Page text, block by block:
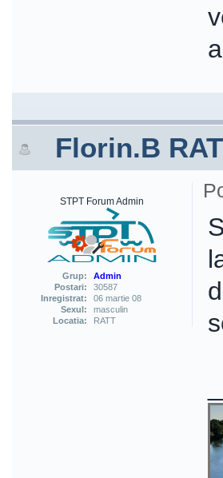
Florin.B
STPT Forum Admin
Grup:
Admin
Postari:
30587
Inregistrat:
06 martie 08
Sexul:
masculin
Locatia:
RATT